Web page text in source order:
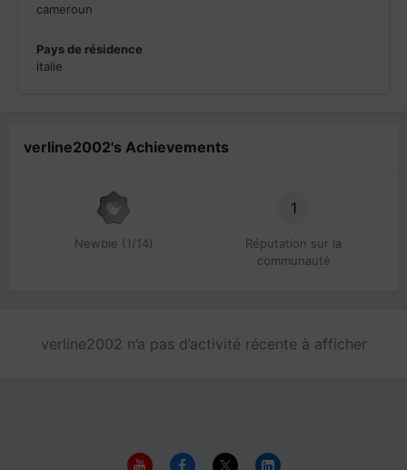
cameroun
Pays de résidence
italie
verline2002's Achievements
Newbie (1/14)
1
Réputation sur la
communauté
verline2002 n’a pas d’activité récente à afficher